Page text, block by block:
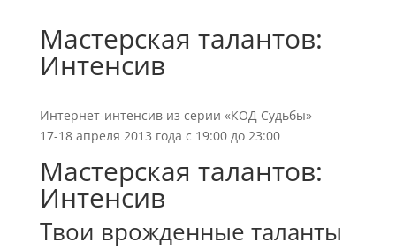
Мастерская талантов:
Интенсив
Интернет-интенсив из серии «КОД Судьбы»
17-18 апреля 2013 года с 19:00 до 23:00
Мастерская талантов:
Интенсив
Твои врожденные таланты